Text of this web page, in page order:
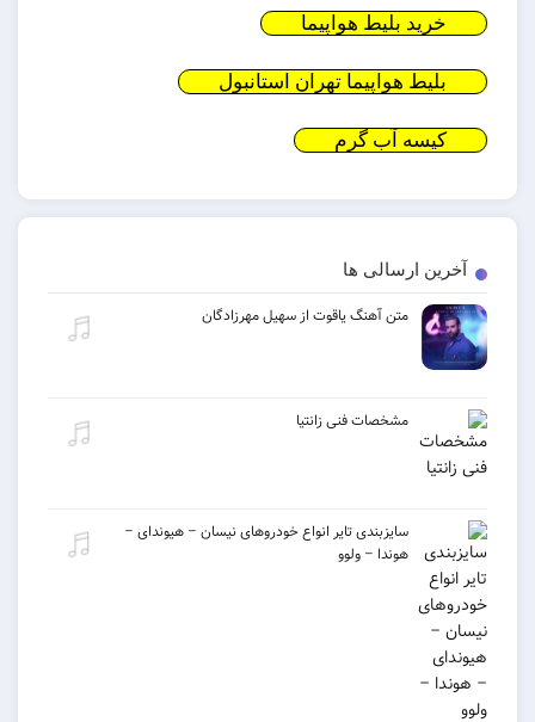
ارسالی ها
متن آهنگ یاقوت از سهیل مهرزادگان
مشخصات فنی زانتیا
سایزبندی تایر انواع خودروهای نیسان – هیوندای –
هوندا – ولوو
بلیط هواپیما
هواپیما تهران استانبول
آب گرم